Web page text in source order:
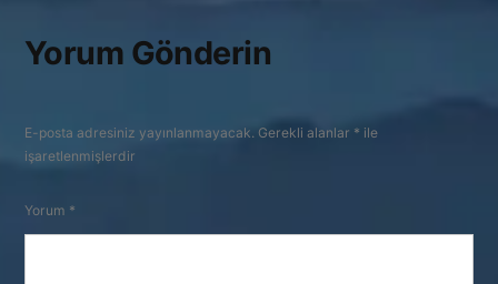
Yorum Gönderin
E-posta adresiniz yayınlanmayacak. Gerekli alanlar * ile
işaretlenmişlerdir
Yorum *